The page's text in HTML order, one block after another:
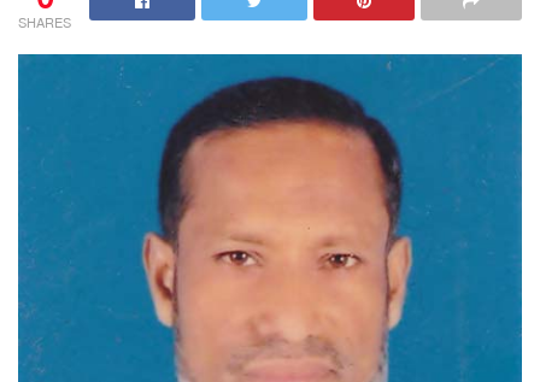
SHARES